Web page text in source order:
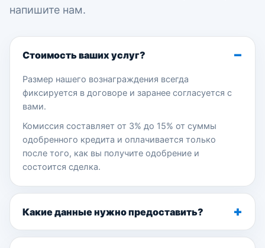
напишите нам.
Стоимость ваших услуг?
Размер нашего вознаграждения всегда
фиксируется в договоре и заранее согласуется с
вами.
Комиссия составляет от 3% до 15% от суммы
одобренного кредита и оплачивается только
после того, как вы получите одобрение и
состоится сделка.
Какие данные нужно предоставить?